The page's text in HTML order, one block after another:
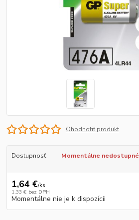
Ohodnotiť produkt
Dostupnosť Momentálne nedostupné
1,64 €/ks
1,33 € bez DPH
Momentálne nie je k dispozícii